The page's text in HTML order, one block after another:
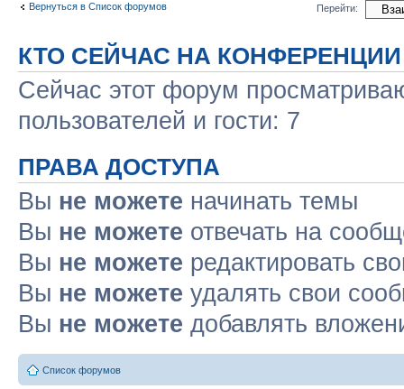
Вернуться в Список форумов Перейти:
КТО СЕЙЧАС НА КОНФЕРЕНЦИИ
Сейчас этот форум
пользователей и гости: 7
ПРАВА ДОСТУПА
Вы не можете начинать темы
Вы не можете отвечать на
Вы не можете редактировать
Вы не можете удалять свои
Вы не можете добавлять
Список форумов